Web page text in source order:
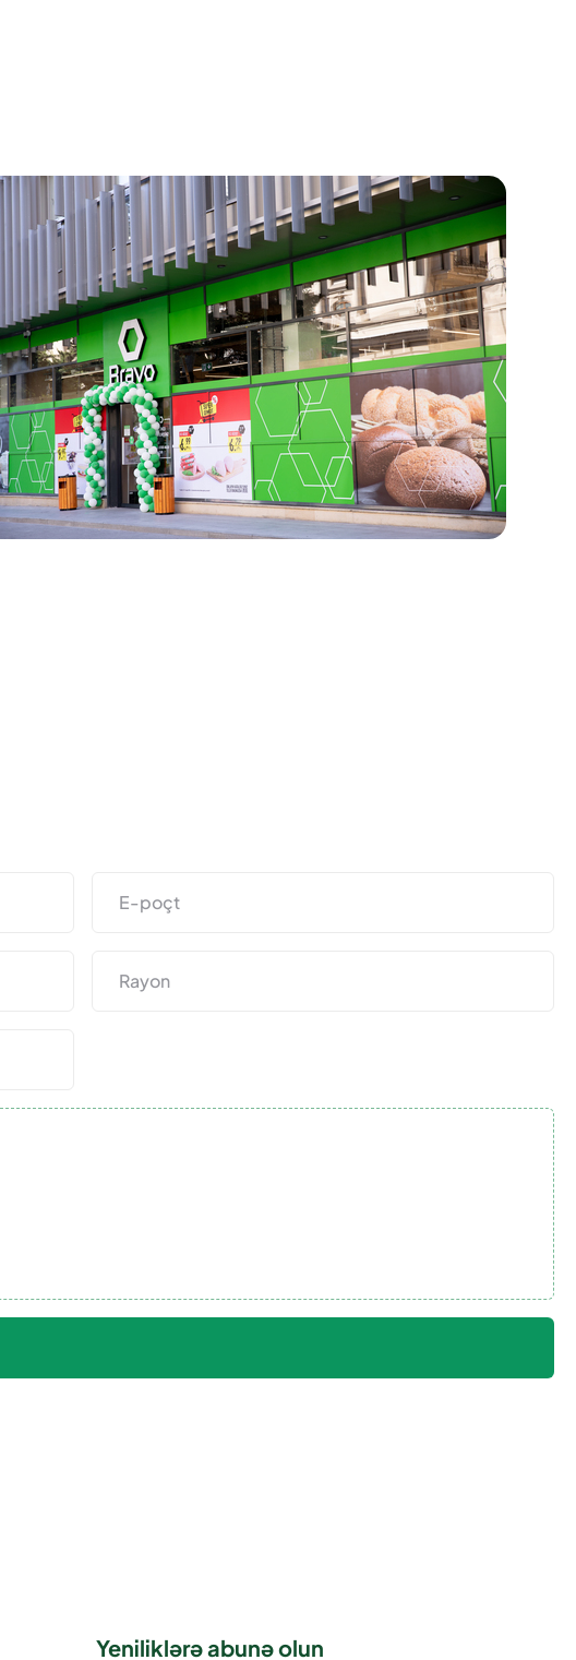
Yeniliklərə abunə olun